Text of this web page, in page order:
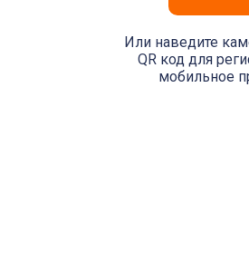
Или наведите
QR код для
мобильное